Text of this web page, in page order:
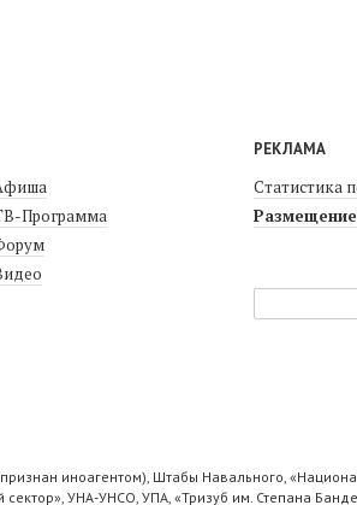
Программа
РЕКЛАМА
Статистика
иноагентом), Штабы Навального,
УНА-УНСО, УПА, «Тризуб им. Степана